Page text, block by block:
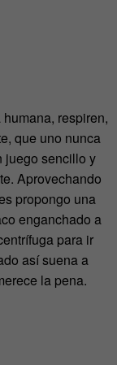
respiren,
que uno nunca
juego sencillo y
Aprovechando
propongo una
enganchado a
para ir
así suena a
la pena.